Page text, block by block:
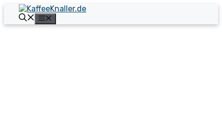
Zum
Inhalt
springen